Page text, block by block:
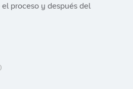
proceso y después del